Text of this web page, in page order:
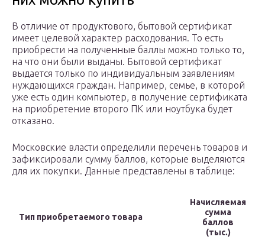
В отличие от продуктового, бытовой сертификат
имеет целевой характер расходования. То есть
приобрести на полученные баллы можно только то,
на что они были выданы. Бытовой сертификат
выдается только по индивидуальным заявлениям
нуждающихся граждан. Например, семье, в которой
уже есть один компьютер, в получение сертификата
на приобретение второго ПК или ноутбука будет
отказано.
Московские власти определили перечень товаров и
зафиксировали сумму баллов, которые выделяются
для их покупки. Данные представлены в таблице:
Тип приобретаемого товара
Начисляемая
сумма
баллов
(тыс.)